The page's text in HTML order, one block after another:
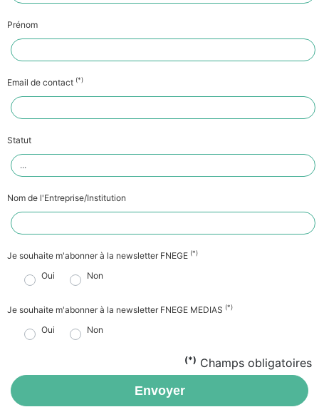
Prénom
Email de contact (*)
Statut
Nom de l'Entreprise/Institution
Je souhaite m'abonner à la newsletter FNEGE (*)
Oui Non
Je souhaite m'abonner à la newsletter FNEGE MEDIAS (*)
Oui Non
(*) Champs obligatoires
Envoyer